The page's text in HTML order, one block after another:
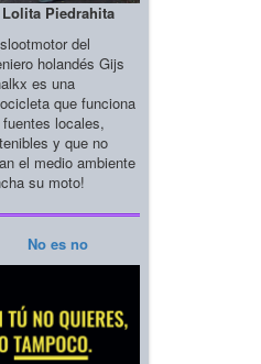
Lolita Piedrahita
del
holandés Gijs
es una
que funciona
locales,
y que no
el medio ambiente
su moto!
No es no